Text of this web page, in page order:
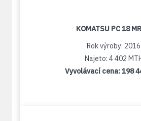
KOMATSU PC 18
Rok výroby: 2016
Najeto: 4 402
Vyvolávací cena:198